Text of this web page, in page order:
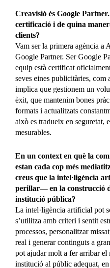
Creavisió és Google
certificació i de quina
clients?
Vam ser la primera agència a
Google Partner. Ser Google
equip està certificat
seves eines publicitàries, com
implica que gestionem un
èxit, que mantenim bones
formats i actualitzats
això es tradueix en seguretat,
mesurables.
En un context en què la
estan cada cop més
creus que la intel·ligència
perillar— en la construcció
institució pública?
La intel·ligència artificial pot
s’utilitza amb criteri i sentit
processos, personalitzar
real i generar continguts a
pot ajudar molt a fer arribar el
institució al públic adequat,